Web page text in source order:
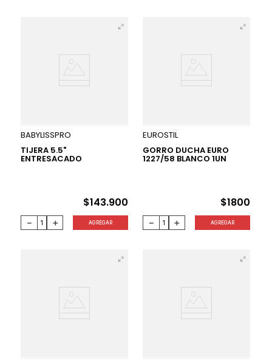
BABYLISSPRO
TIJERA 5.5"
ENTRESACADO
$143.900
＋
－ AGREGAR
EUROSTIL
GORRO DUCHA EURO
1227/58 BLANCO 1UN
$1800
＋
－ AGREGAR